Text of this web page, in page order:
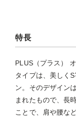
特長
PLUS（プラス）
タイプは、美しく
ン。そのデザイン
まれたもので、長
ことで、肩や腰な